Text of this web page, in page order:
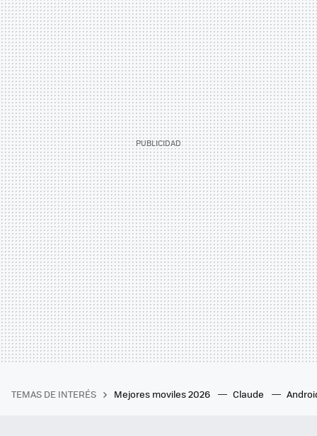
TEMAS DE INTERÉS Mejores moviles 2026 Claude